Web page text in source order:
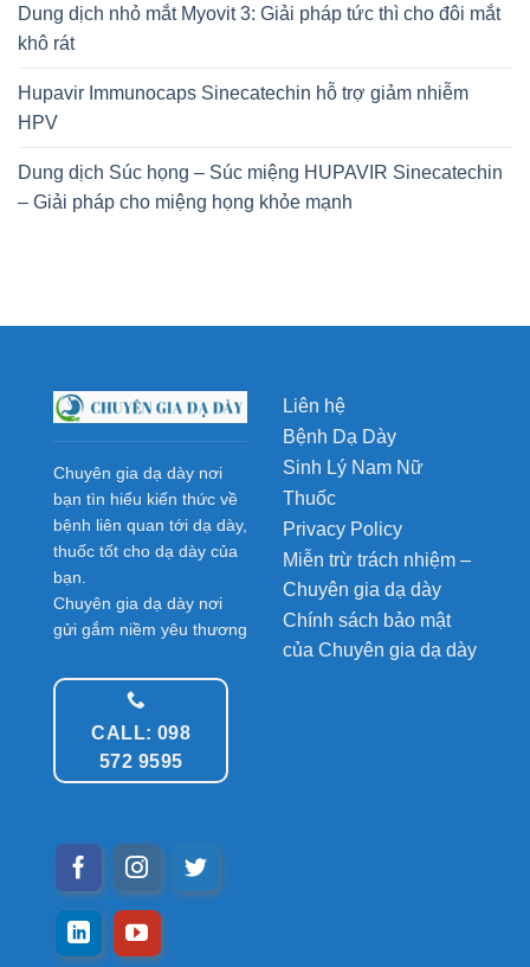
Dung dịch nhỏ mắt Myovit 3: Giải pháp tức thì cho đôi mắt
khô rát
Hupavir Immunocaps Sinecatechin hỗ trợ giảm nhiễm
HPV
Dung dịch Súc họng – Súc miệng HUPAVIR Sinecatechin
– Giải pháp cho miệng họng khỏe mạnh
Chuyên gia dạ dày nơi
bạn tìn hiểu kiến thức về
bệnh liên quan tới dạ dày,
thuốc tốt cho dạ dày của
bạn.
Chuyên gia dạ dày nơi
gửi gắm niềm yêu thương
CALL: 098
572 9595
Liên hệ
Bệnh Dạ Dày
Sinh Lý Nam Nữ
Thuốc
Privacy Policy
Miễn trừ trách nhiệm –
Chuyên gia dạ dày
Chính sách bảo mật
của Chuyên gia dạ dày